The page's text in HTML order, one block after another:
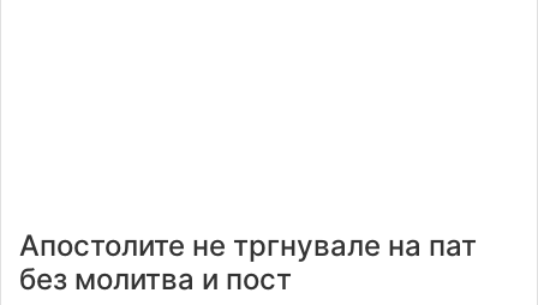
Апостолите не тргнувале на пат
без молитва и пост